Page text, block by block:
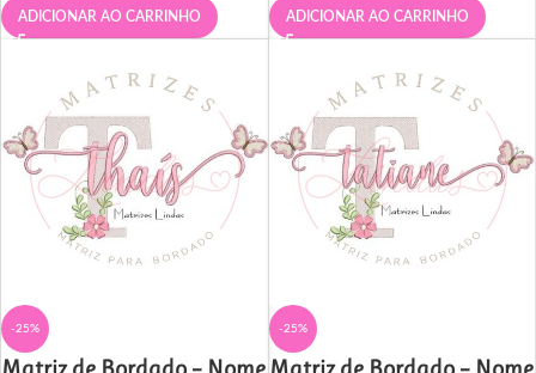
ADICIONAR AO CARRINHO ADICIONAR AO CARRINHO
-25% -25%